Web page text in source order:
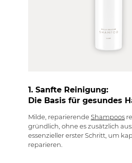
1. Sanfte Reinigung:
Die Basis für gesundes
Milde, reparierende Shampoos
gründlich, ohne es zusätzlich
essenzieller erster Schritt, um
reparieren.